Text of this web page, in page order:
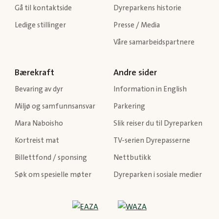
Gå til kontaktside
Ledige stillinger
Dyreparkens historie
Presse / Media
Våre samarbeidspartnere
Bærekraft
Bevaring av dyr
Miljø og samfunnsansvar
Mara Naboisho
Kortreist mat
Billettfond / sponsing
Søk om spesielle møter
Andre sider
Information in English
Parkering
Slik reiser du til Dyreparken
TV-serien Dyrepasserne
Nettbutikk
Dyreparken i sosiale medier